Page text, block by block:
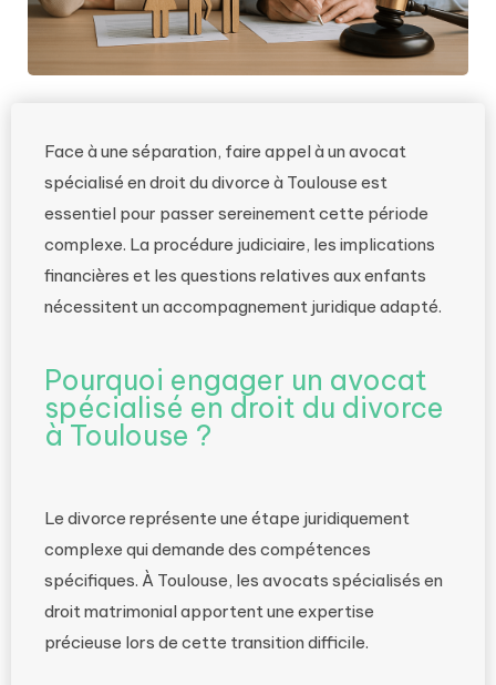
Face à une séparation, faire appel à un avocat
spécialisé en droit du divorce à Toulouse est
essentiel pour passer sereinement cette période
complexe. La procédure judiciaire, les implications
financières et les questions relatives aux enfants
nécessitent un accompagnement juridique adapté.
Pourquoi engager un avocat
spécialisé en droit du divorce
à Toulouse ?
Le divorce représente une étape juridiquement
complexe qui demande des compétences
spécifiques. À Toulouse, les avocats spécialisés en
droit matrimonial apportent une expertise
précieuse lors de cette transition difficile.